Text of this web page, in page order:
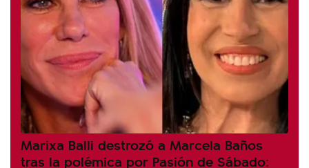
Marixa Balli destrozó a Marcela Baños
tras la polémica por Pasión de Sábado: